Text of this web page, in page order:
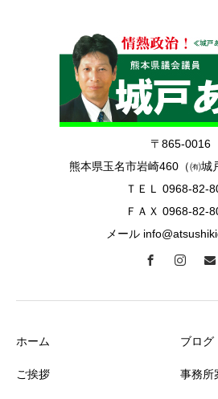
〒865-0016
熊本県玉名市岩崎460（㈲城
ＴＥＬ 0968-82-
ＦＡＸ 0968-82-
メール
ホーム
ご挨拶
ブログ
事務所